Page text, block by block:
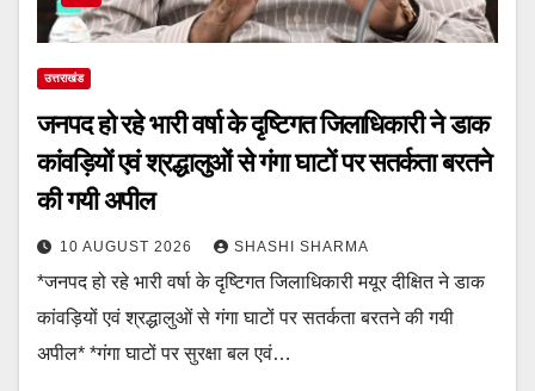
उत्तराखंड
जनपद हो रहे भारी वर्षा के दृष्टिगत जिलाधिकारी ने डाक
कांवड़ियों एवं श्रद्धालुओं से गंगा घाटों पर सतर्कता बरतने
की गयी अपील
10 AUGUST 2026 SHASHI SHARMA
*जनपद हो रहे भारी वर्षा के दृष्टिगत जिलाधिकारी मयूर दीक्षित ने डाक
कांवड़ियों एवं श्रद्धालुओं से गंगा घाटों पर सतर्कता बरतने की गयी
अपील* *गंगा घाटों पर सुरक्षा बल एवं…